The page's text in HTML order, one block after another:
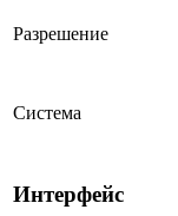
Разрешение
Система
Интерфейс